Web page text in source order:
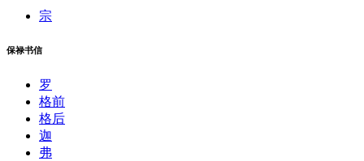
宗
保禄书信
罗
格前
格后
迦
弗